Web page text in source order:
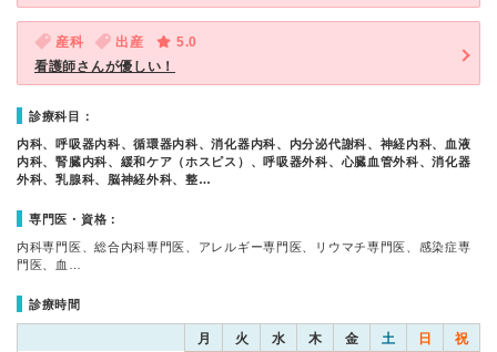
産科 出産
5.0
看護師さんが優しい！
診療科目：
内科、呼吸器内科、循環器内科、消化器内科、内分泌代謝科、神経内科、血液
内科、腎臓内科、緩和ケア（ホスピス）、呼吸器外科、心臓血管外科、消化器
外科、乳腺科、脳神経外科、整…
専門医・資格：
内科専門医、総合内科専門医、アレルギー専門医、リウマチ専門医、感染症専
門医、血…
診療時間
月 火 水 木 金 土 日 祝